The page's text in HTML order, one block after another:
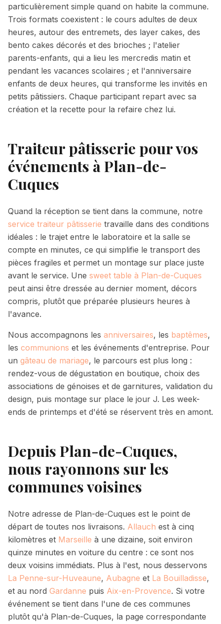
particulièrement simple quand on habite la commune.
Trois formats coexistent : le cours adultes de deux
heures, autour des entremets, des layer cakes, des
bento cakes décorés et des brioches ; l'atelier
parents-enfants, qui a lieu les mercredis matin et
pendant les vacances scolaires ; et l'anniversaire
enfants de deux heures, qui transforme les invités en
petits pâtissiers. Chaque participant repart avec sa
création et la recette pour la refaire chez lui.
Traiteur pâtisserie pour vos
événements à Plan-de-
Cuques
Quand la réception se tient dans la commune, notre
service traiteur pâtisserie travaille dans des conditions
idéales : le trajet entre le laboratoire et la salle se
compte en minutes, ce qui simplifie le transport des
pièces fragiles et permet un montage sur place juste
avant le service. Une sweet table à Plan-de-Cuques
peut ainsi être dressée au dernier moment, décors
compris, plutôt que préparée plusieurs heures à
l'avance.
Nous accompagnons les anniversaires, les baptêmes,
les communions et les événements d'entreprise. Pour
un gâteau de mariage, le parcours est plus long :
rendez-vous de dégustation en boutique, choix des
associations de génoises et de garnitures, validation du
design, puis montage sur place le jour J. Les week-
ends de printemps et d'été se réservent très en amont.
Depuis Plan-de-Cuques,
nous rayonnons sur les
communes voisines
Notre adresse de Plan-de-Cuques est le point de
départ de toutes nos livraisons. Allauch est à cinq
kilomètres et Marseille à une dizaine, soit environ
quinze minutes en voiture du centre : ce sont nos
deux voisins immédiats. Plus à l'est, nous desservons
La Penne-sur-Huveaune, Aubagne et La Bouilladisse,
et au nord Gardanne puis Aix-en-Provence. Si votre
événement se tient dans l'une de ces communes
plutôt qu'à Plan-de-Cuques, la page correspondante